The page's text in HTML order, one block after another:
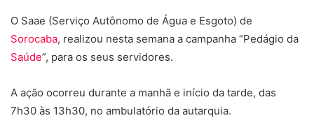
O Saae (Serviço Autônomo de Água e Esgoto) de
Sorocaba, realizou nesta semana a campanha “Pedágio da
Saúde”, para os seus servidores.
A ação ocorreu durante a manhã e início da tarde, das
7h30 às 13h30, no ambulatório da autarquia.